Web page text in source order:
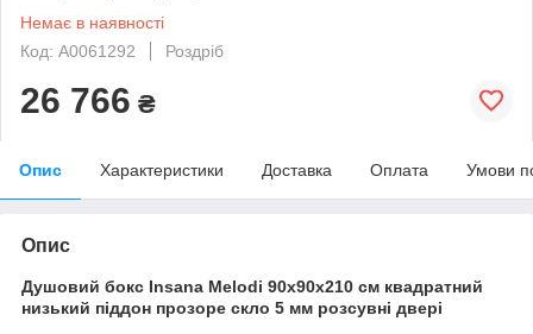
Немає в наявності
Код: А0061292
Роздріб
26 766 ₴
Опис Характеристики Доставка Оплата Умови
Опис
Душовий бокс Insana Melodi 90х90х210 см квадратний
низький піддон прозоре скло 5 мм розсувні двері